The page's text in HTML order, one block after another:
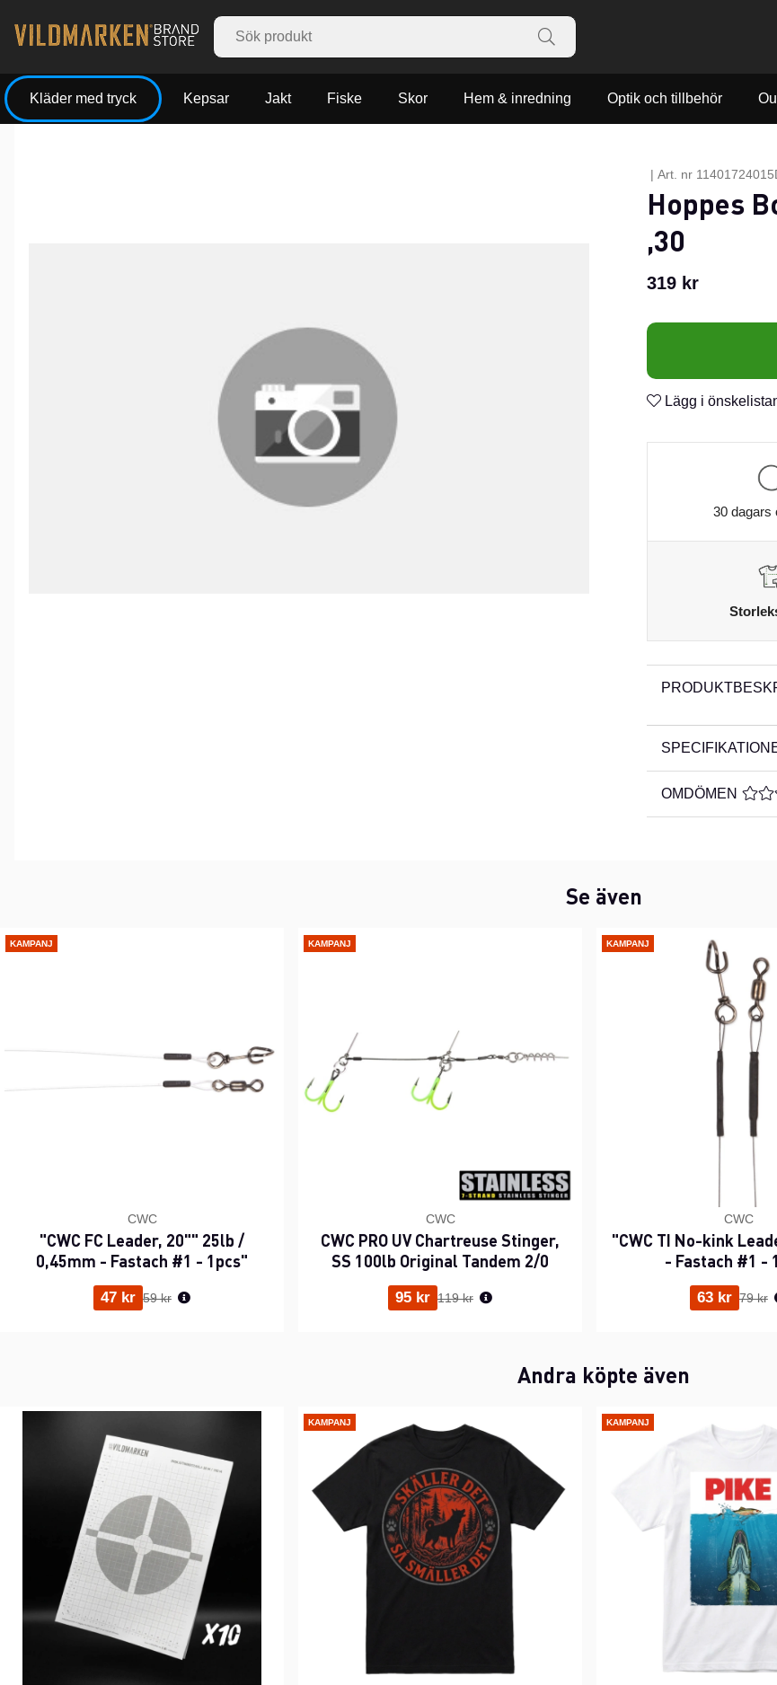
Kläder med tryck Kepsar Jakt Fiske Skor Hem & inredning Optik och tillbehör
| Art. nr
Hoppes
,30
319 kr
Lägg i
30 dagars
OMDÖMEN
Se även
KAMPANJ
CWC
"CWC FC Leader, 20"" 25lb /
0,45mm - Fastach #1 - 1pcs"
47 kr Ordinarie pris:
59 kr
KAMPANJ
CWC
CWC PRO UV Chartreuse Stinger,
SS 100lb Original Tandem 2/0
95 kr Ordinarie pris:
119 kr
KAMPANJ
CWC
"CWC TI No-kink
- Fastach #1 -
63 kr 79 kr
Andra köpte även
KAMPANJ KAMPANJ